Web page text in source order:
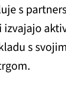
s
izvajajo
s